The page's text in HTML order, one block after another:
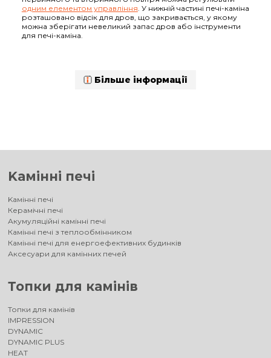
одним елементом управління . У нижній частині печі-каміна
розташовано відсік для дров, що закривається, у якому
можна зберігати невеликий запас дров або інструменти
для печі-каміна.
Більше інформації
Kамінні печі
Kамінні печі
Керамічні печі
Акумуляційні камінні печі
Камінні печі з теплообмінником
Камінні печі для енергоефективних будинків
Аксесуари для камінних печей
Топки для камінів
Топки для камінів
IMPRESSION
DYNAMIC
DYNAMIC PLUS
HEAT